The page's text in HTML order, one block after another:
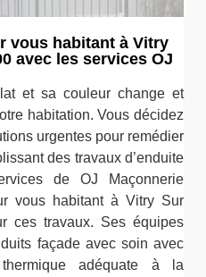
vous habitant à Vitry
avec les services OJ
et sa couleur change et
habitation. Vous décidez
urgentes pour remédier
des travaux d’enduite
de OJ Maçonnerie
vous habitant à Vitry Sur
ces travaux. Ses équipes
façade avec soin avec
adéquate à la